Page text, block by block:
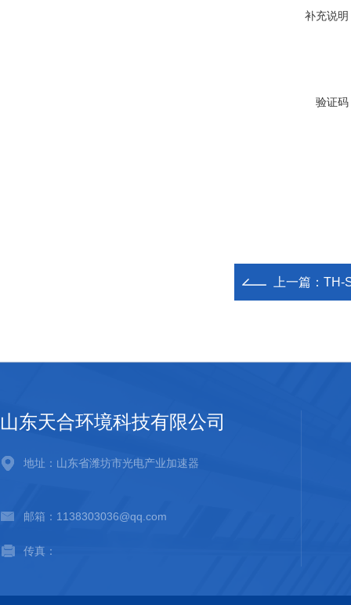
补充说明
验证码
上一篇： TH-
山东天合环境科技有限公司
地址：山东省潍坊市光电产业加速器
邮箱：1138303036@qq.com
传真：